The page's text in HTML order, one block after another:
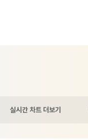
실시간 차트 더보기